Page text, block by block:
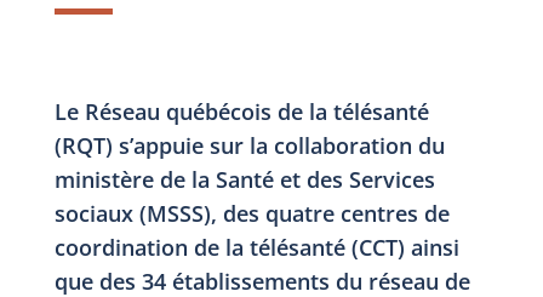
Le Réseau québécois de la télésanté
(RQT) s’appuie sur la collaboration du
ministère de la Santé et des Services
sociaux (MSSS), des quatre centres de
coordination de la télésanté (CCT) ainsi
que des 34 établissements du réseau de